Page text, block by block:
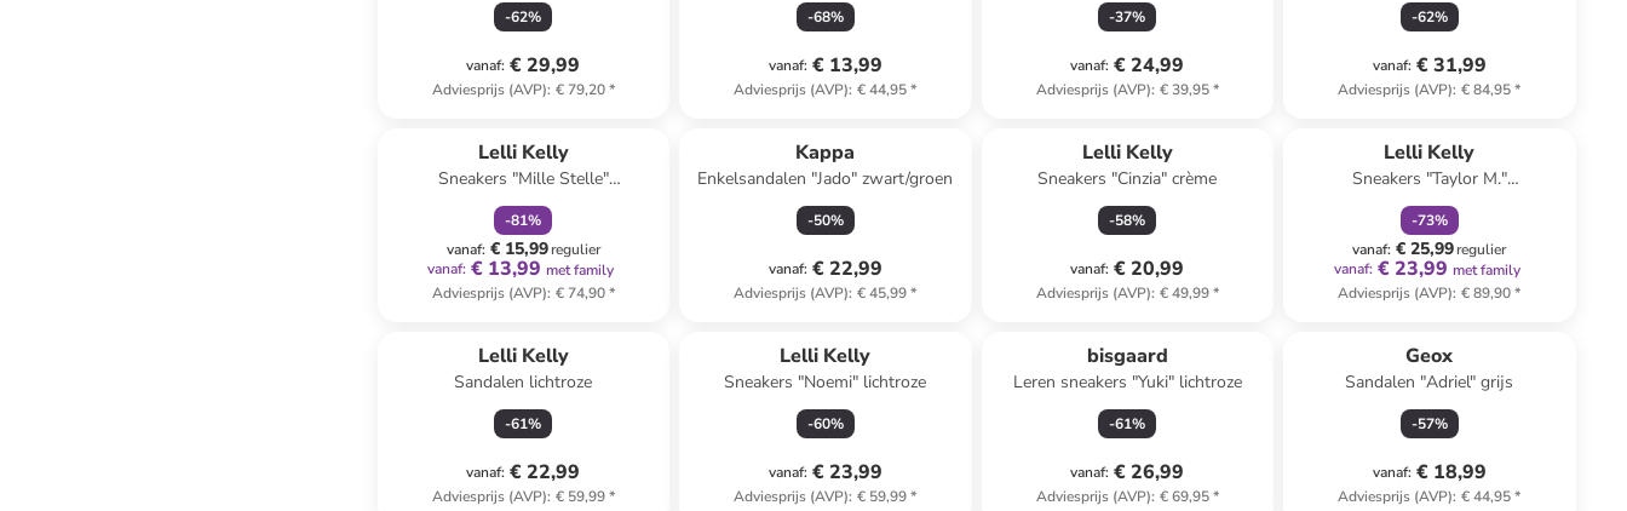
-62%
vanaf: € 29,99
Adviesprijs (AVP): € 79,20*
-68%
vanaf: € 13,99
Adviesprijs (AVP): € 44,95*
-37%
vanaf: € 24,99
Adviesprijs (AVP): € 39,95*
-62%
vanaf: € 31,99
Adviesprijs (AVP): € 84,95*
Lelli Kelly
Sneakers "Mille Stelle"
lichtroze/zilverkleurig
-81%
vanaf: € 15,99regulier
vanaf: € 13,99 met family
Adviesprijs (AVP): € 74,90*
Kappa
Enkelsandalen "Jado" zwart/groen
-50%
vanaf: € 22,99
Adviesprijs (AVP): € 45,99*
Lelli Kelly
Sneakers "Cinzia" crème
-58%
vanaf: € 20,99
Adviesprijs (AVP): € 49,99*
Lelli Kelly
Sneakers "Taylor M."
zilverkleurig/lichtroze
-73%
vanaf: € 25,99regulier
vanaf: € 23,99 met family
Adviesprijs (AVP): € 89,90*
Lelli Kelly
Sandalen lichtroze
-61%
vanaf: € 22,99
Adviesprijs (AVP): € 59,99*
Lelli Kelly
Sneakers "Noemi" lichtroze
-60%
vanaf: € 23,99
Adviesprijs (AVP): € 59,99*
bisgaard
Leren sneakers "Yuki" lichtroze
-61%
vanaf: € 26,99
Adviesprijs (AVP): € 69,95*
Geox
Sandalen "Adriel" grijs
-57%
vanaf: € 18,99
Adviesprijs (AVP): € 44,95*